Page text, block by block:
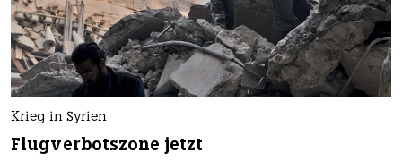
Krieg in Syrien
Flugverbotszone jetzt